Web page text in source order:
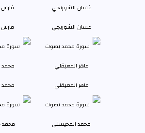
غسان الشوربجي فارس
ماهر المعيقلي محمد